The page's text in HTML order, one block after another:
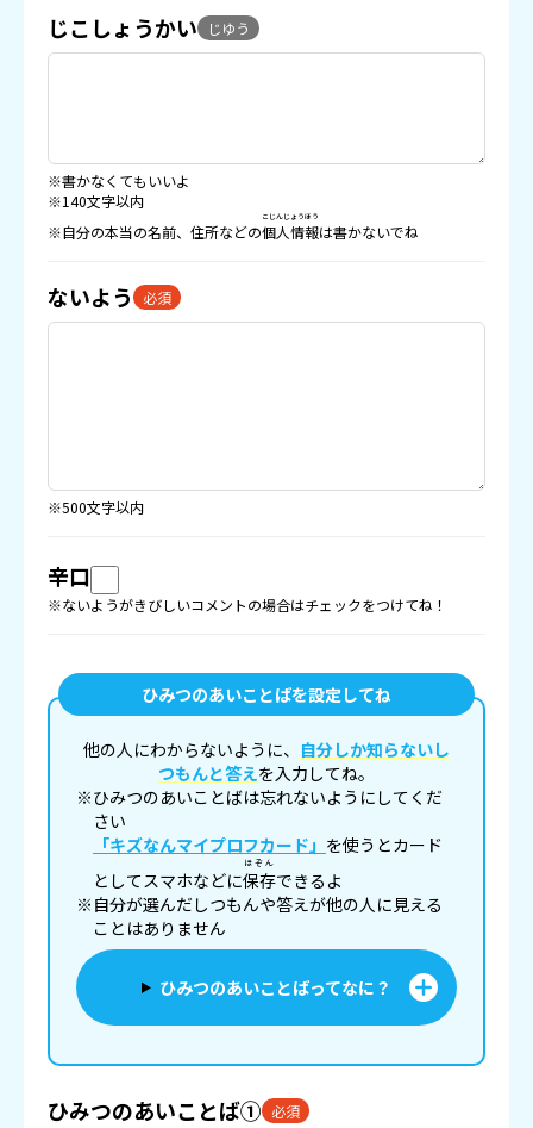
じこしょうかい じゆう
※書かなくてもいいよ
※140文字以内
※自分の本当の名前、住所などの個人情報
こじんじょうほう
は書かないでね
ないよう 必須
※500文字以内
辛口
※ないようがきびしいコメントの場合はチェックをつけてね！
ひみつのあいことばを設定してね
他の人にわからないように、 自分しか知らないし
つもんと答えを入力してね。
※ひみつのあいことばは忘れないようにしてくだ
さい
「キズなんマイプロフカード」 を使うとカード
としてスマホなどに保存
ほぞん
できるよ
※自分が選んだしつもんや答えが他の人に見える
ことはありません
ひみつのあいことばってなに？
ひみつのあいことば① 必須